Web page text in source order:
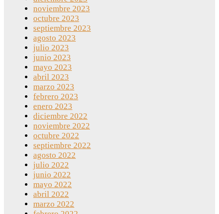
noviembre 2023
octubre 2023
septiembre 2023
agosto 2023
julio 2023
junio 2023
mayo 2023
abril 2023
marzo 2023
febrero 2023
enero 2023
diciembre 2022
noviembre 2022
octubre 2022
septiembre 2022
agosto 2022
julio 2022
junio 2022
mayo 2022
abril 2022
marzo 2022